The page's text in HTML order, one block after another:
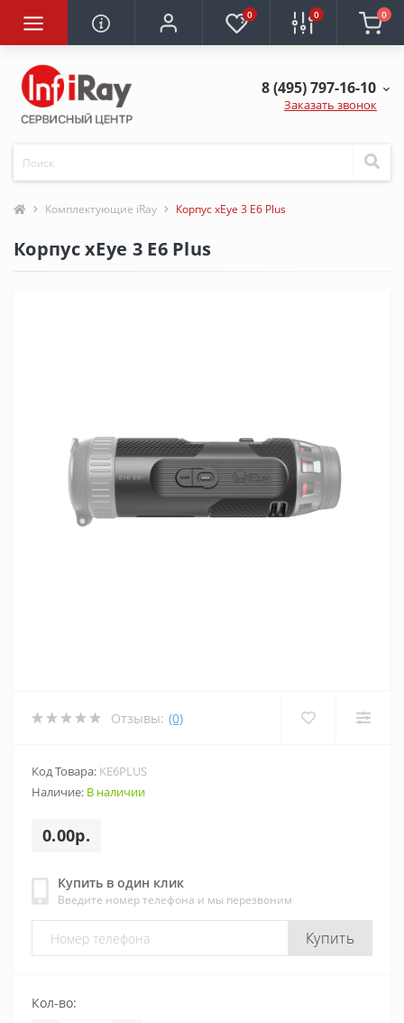
0 0 0
8 (495) 797-16-10
Заказать звонок
Комплектующие iRay Корпус xEye 3 E6 Plus
Корпус xEye 3 E6 Plus
Отзывы: (0)
Код Товара: KE6PLUS
Наличие: В наличии
0.00р.
Купить в один клик
Введите номер телефона и мы перезвоним
Купить
Кол-во: